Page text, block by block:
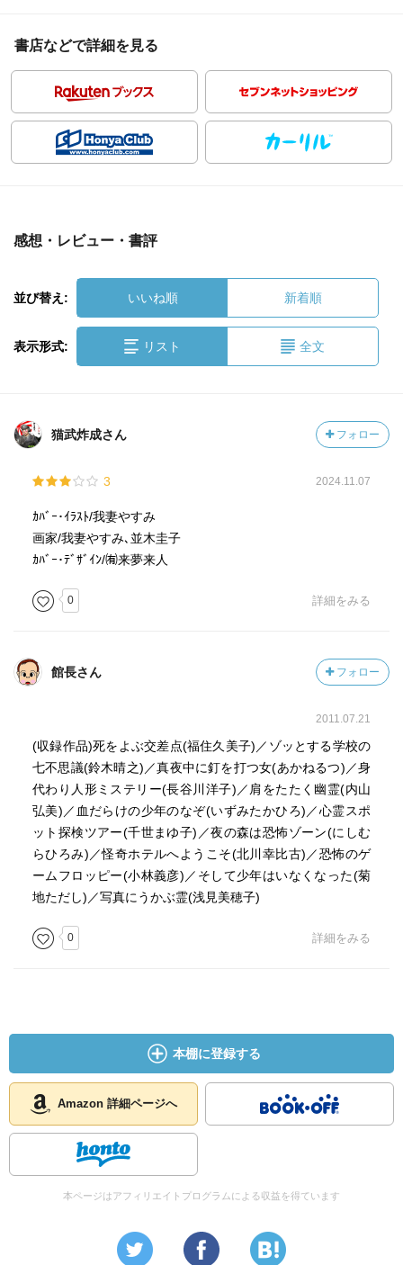
書店などで詳細を見る
感想・レビュー・書評
並び替え: いいね順 新着順
表示形式: リスト 全文
猫武炸成さん フォロー
3 2024.11.07
ｶﾊﾞｰ･ｲﾗｽﾄ/我妻やすみ
画家/我妻やすみ､並木圭子
ｶﾊﾞｰ･ﾃﾞｻﾞｲﾝ/㈲来夢来人
0 詳細をみる
館長さん フォロー
2011.07.21
(収録作品)死をよぶ交差点(福住久美子)／ゾッとする学校の
七不思議(鈴木晴之)／真夜中に釘を打つ女(あかねるつ)／身
代わり人形ミステリー(長谷川洋子)／肩をたたく幽霊(内山
弘美)／血だらけの少年のなぞ(いずみたかひろ)／心霊スポ
ット探検ツアー(千世まゆ子)／夜の森は恐怖ゾーン(にしむ
らひろみ)／怪奇ホテルへようこそ(北川幸比古)／恐怖のゲ
ームフロッピー(小林義彦)／そして少年はいなくなった(菊
地ただし)／写真にうかぶ霊(浅見美穂子)
0 詳細をみる
本棚に登録する
Amazon 詳細ページへ
本ページはアフィリエイトプログラムによる収益を得ています